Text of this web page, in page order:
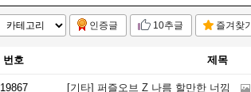
인증글 10추글 즐겨찾기
번호 제목
19867 [기타] 퍼즐오브 Z 나름 할만한 너낌